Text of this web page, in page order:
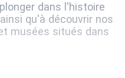
dans l'histoire
qu'à découvrir nos
musées situés dans